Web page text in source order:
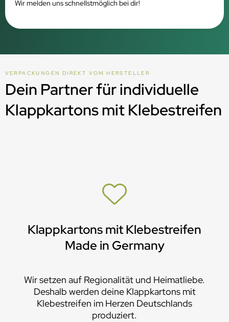
Wir melden uns schnellstmöglich bei dir!
VERPACKUNGEN DIREKT VOM HERSTELLER
Dein Partner für individuelle
Klappkartons mit Klebestreifen
Klappkartons mit Klebestreifen
Made in Germany
Wir setzen auf Regionalität und Heimatliebe.
Deshalb werden deine Klappkartons mit
Klebestreifen im Herzen Deutschlands
produziert.